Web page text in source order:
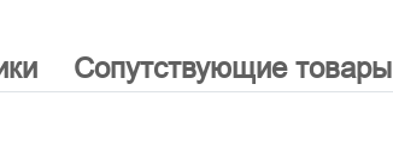
Сопутствующие товары